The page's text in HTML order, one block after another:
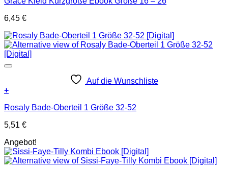
6,45 €
Auf die Wunschliste
+
Rosaly Bade-Oberteil 1 Größe 32-52
5,51 €
Angebot!